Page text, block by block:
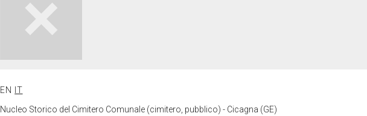
EN
IT
Nucleo Storico del Cimitero Comunale (cimitero, pubblico) - Cicagna (GE)